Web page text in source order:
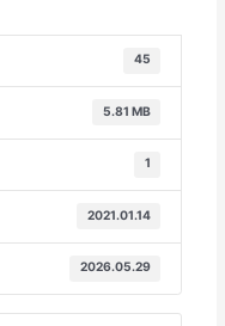
45
5.81 MB
1
2021.01.14
2026.05.29